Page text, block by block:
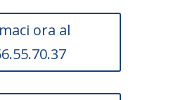
ora al